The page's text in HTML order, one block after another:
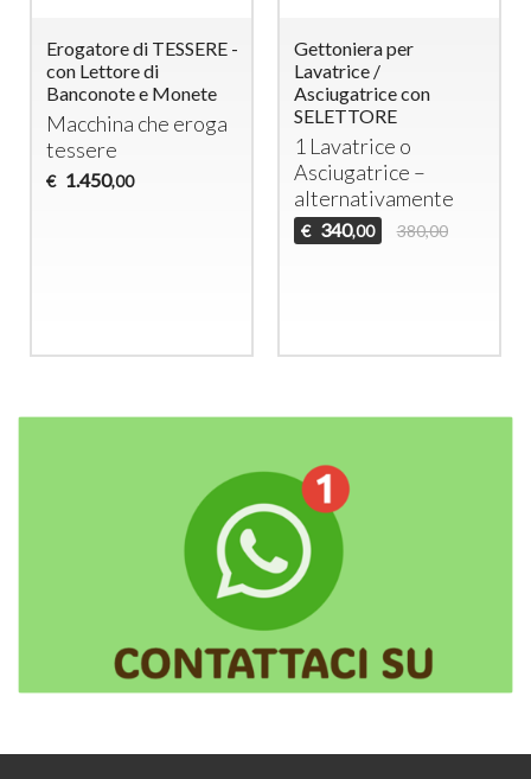
Erogatore di TESSERE -
con Lettore di
Banconote e Monete
Macchina che eroga
tessere
€ 1.450,00
Gettoniera per
Lavatrice /
Asciugatrice con
SELETTORE
1 Lavatrice o
Asciugatrice –
alternativamente
€ 340,00 380,00